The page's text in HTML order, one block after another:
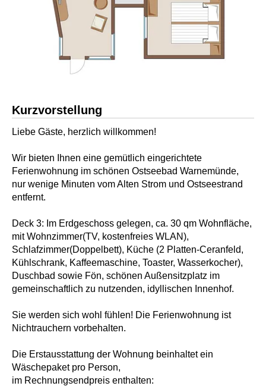
Kurzvorstellung
Liebe Gäste, herzlich willkommen!
Wir bieten Ihnen eine gemütlich eingerichtete
Ferienwohnung im schönen Ostseebad Warnemünde,
nur wenige Minuten vom Alten Strom und Ostseestrand
entfernt.
Deck 3: Im Erdgeschoss gelegen, ca. 30 qm Wohnfläche,
mit Wohnzimmer(TV, kostenfreies WLAN),
Schlafzimmer(Doppelbett), Küche (2 Platten-Ceranfeld,
Kühlschrank, Kaffeemaschine, Toaster, Wasserkocher),
Duschbad sowie Fön, schönen Außensitzplatz im
gemeinschaftlich zu nutzenden, idyllischen Innenhof.
Sie werden sich wohl fühlen! Die Ferienwohnung ist
Nichtrauchern vorbehalten.
Die Erstausstattung der Wohnung beinhaltet ein
Wäschepaket pro Person,
im Rechnungsendpreis enthalten: